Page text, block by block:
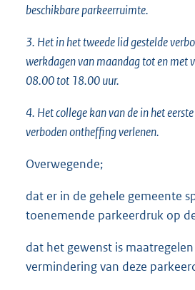
beschikbare parkeerruimte.
3. Het in het tweede lid gestelde
werkdagen van maandag tot en met
08.00 tot 18.00 uur.
4. Het college kan van de in het
verboden ontheffing verlenen.
Overwegende;
dat er in de gehele gemeente
toenemende parkeerdruk op
dat het gewenst is
vermindering van deze